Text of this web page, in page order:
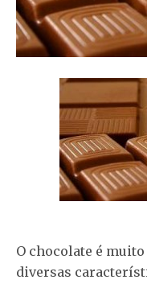
O chocolate é
diversas